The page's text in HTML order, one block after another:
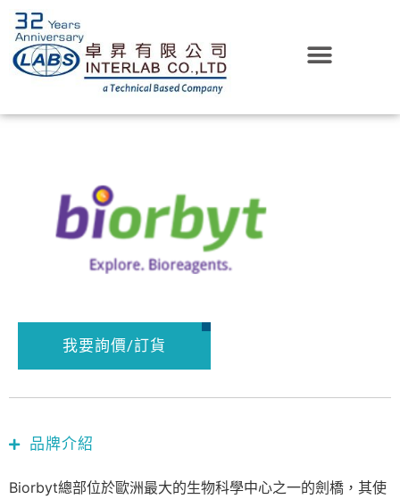
我要詢價/訂貨
品牌介紹
Biorbyt總部位於歐洲最大的生物科學中心之一的劍橋，其使